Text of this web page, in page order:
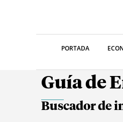
PORTADA
Guía de
Buscador de